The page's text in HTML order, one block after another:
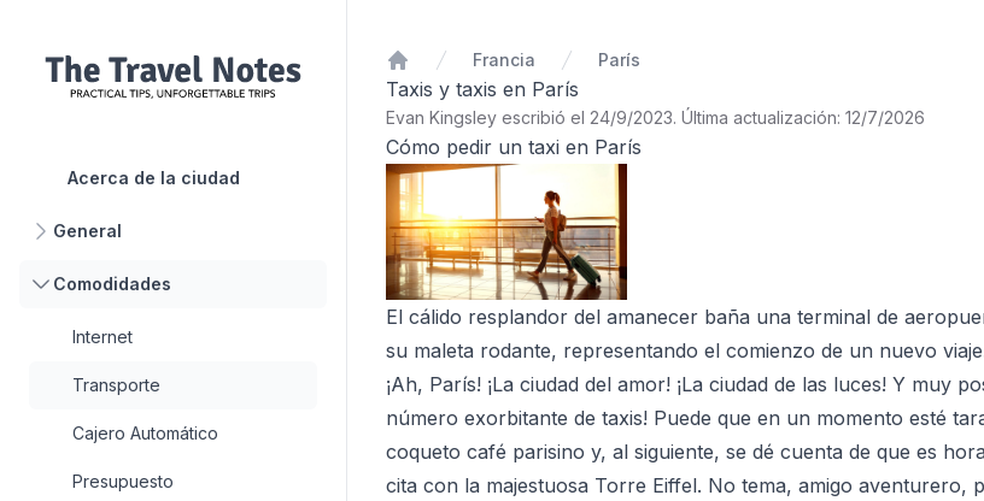
Acerca de la ciudad
General
Comodidades
Internet
Transporte
Cajero Automático
Presupuesto
Inicio
Francia París
Taxis y taxis en París
Evan Kingsley escribió el 24/9/2023. Última actualización: 12/7/2026
Cómo pedir un taxi en París
El cálido resplandor del amanecer baña una terminal de
su maleta rodante, representando el comienzo de un nuevo
¡Ah, París! ¡La ciudad del amor! ¡La ciudad de las luces! Y muy
número exorbitante de taxis! Puede que en un momento esté
coqueto café parisino y, al siguiente, se dé cuenta de que es
cita con la majestuosa Torre Eiffel. No tema, amigo aventurero,